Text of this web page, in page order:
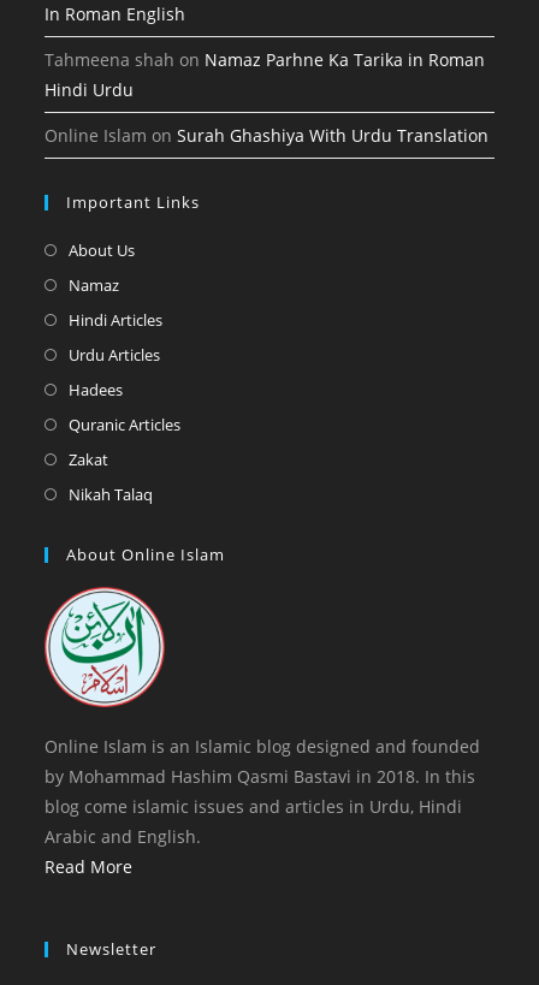
In Roman English
Tahmeena shah on Namaz Parhne Ka Tarika in Roman
Hindi Urdu
Online Islam onSurah Ghashiya With Urdu Translation
Important Links
About UsOpens
tab
NamazOpens
in
tab
Hindi ArticlesOpens
tab
Urdu ArticlesOpens
HadeesOpens
in
tab
Quranic ArticlesOpens
ZakatOpens
in
new
Nikah Talaq
a
tab
About Online Islam
Online Islam is an Islamic blog designed and founded
by Mohammad Hashim Qasmi Bastavi in 2018. In this
blog come islamic issues and articles in Urdu, Hindi
Arabic and English.
Read More
Newsletter